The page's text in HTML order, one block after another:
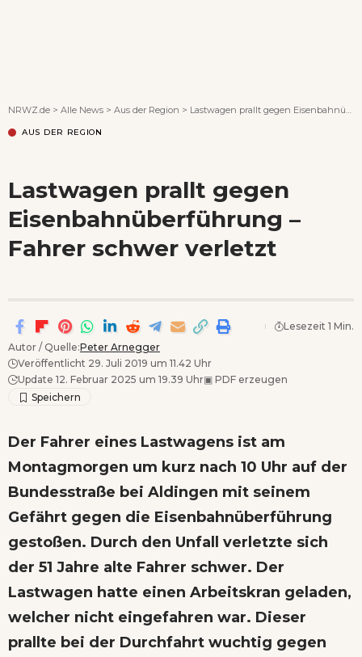
NRWZ.de > Alle News > Aus der Region > Lastwagen prallt gegen Eisenbahnüberführung – Fahrer schwer verletzt
AUS DER REGION
Lastwagen prallt gegen
Eisenbahnüberführung –
Fahrer schwer verletzt
Autor / Quelle:Peter Arnegger
Veröffentlicht 29. Juli 2019 um 11.42 Uhr
Update 12. Februar 2025 um 19.39 Uhr▣ PDF erzeugen
Lesezeit 1 Min.
Der Fahrer eines Lastwagens ist am
Montagmorgen um kurz nach 10 Uhr auf der
Bundesstraße bei Aldingen mit seinem
Gefährt gegen die Eisenbahnüberführung
gestoßen. Durch den Unfall verletzte sich
der 51 Jahre alte Fahrer schwer. Der
Lastwagen hatte einen Arbeitskran geladen,
welcher nicht eingefahren war. Dieser
prallte bei der Durchfahrt wuchtig gegen